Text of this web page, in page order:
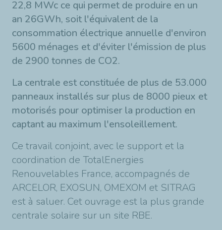
22,8 MWc ce qui permet de produire en un
an 26GWh, soit l'équivalent de la
consommation électrique annuelle d'environ
5600 ménages et d'éviter l'émission de plus
de 2900 tonnes de CO2.
La centrale est constituée de plus de 53.000
panneaux installés sur plus de 8000 pieux et
motorisés pour optimiser la production en
captant au maximum l'ensoleillement.
Ce travail conjoint, avec le support et la
coordination de TotalEnergies
Renouvelables France, accompagnés de
ARCELOR, EXOSUN, OMEXOM et SITRAG
est à saluer. Cet ouvrage est la plus grande
centrale solaire sur un site RBE.